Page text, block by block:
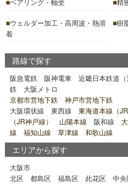
ベアリング・軸受 精
ウェルダー加工・高周波・熱溶
着
樹
路線で探す
阪急電鉄 阪神電車 近畿日本鉄道（
鉄
大阪メトロ
京都市営地下鉄 神戸市営地下鉄
大阪環状線
東西線 東海道本線（
（JR神戸線） 山陽本線 阪和線
線 福知山線 草津線 和歌山線
エリアから探す
大阪市
北区
都島区 福島区 此花区 中